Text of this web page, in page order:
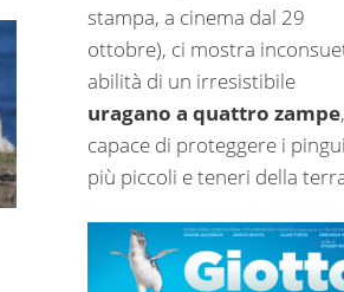
stampa, a cinema dal 29
ottobre), ci mostra
abilità di un irresistibile
uragano a quattro zampe,
capace di proteggere i
più piccoli e teneri della